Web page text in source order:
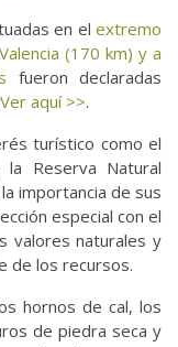
en el extremo
(170 km) y a
fueron declaradas
Ver aquí >>.
turístico como el
Reserva Natural
importancia de sus
especial con el
valores naturales y
de los recursos.
hornos de cal, los
de piedra seca y